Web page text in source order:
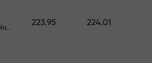
NVIDIA Corp Nasdaq Stock Exchange (Nasdaq) USD
223.95 224.01